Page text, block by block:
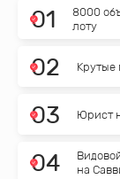
01
8000
лоту
02 Крутые
03 Юрист
04
на